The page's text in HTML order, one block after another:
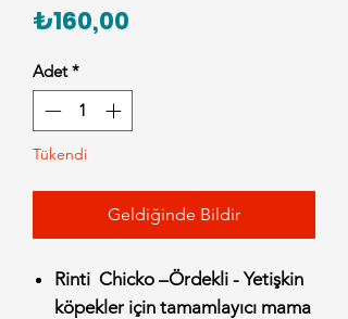
₺160,00
Adet *
Tükendi
Geldiğinde Bildir
Rinti Chicko –Ördekli - Yetişkin
köpekler için tamamlayıcı mama